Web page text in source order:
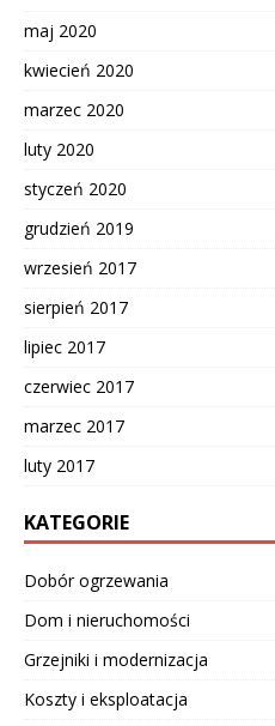
maj 2020
kwiecień 2020
marzec 2020
luty 2020
styczeń 2020
grudzień 2019
wrzesień 2017
sierpień 2017
lipiec 2017
czerwiec 2017
marzec 2017
luty 2017
KATEGORIE
Dobór ogrzewania
Dom i nieruchomości
Grzejniki i modernizacja
Koszty i eksploatacja